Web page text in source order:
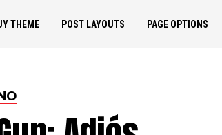
THEME POST LAYOUTS PAGE OPTIONS